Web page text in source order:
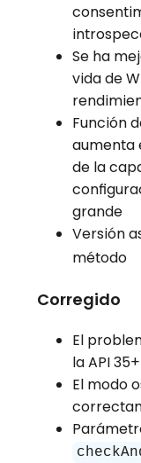
Se ha
vida de
Función
aumenta
de la
grande
Versión
método
Corregido
El
la API 35+
El modo